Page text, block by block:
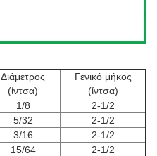
Διάμετρος
(ίντσα)
Γενικό μήκος
(ίντσα)
1/8
2-1/2
5/32
2-1/2
3/16
2-1/2
15/64
2-1/2